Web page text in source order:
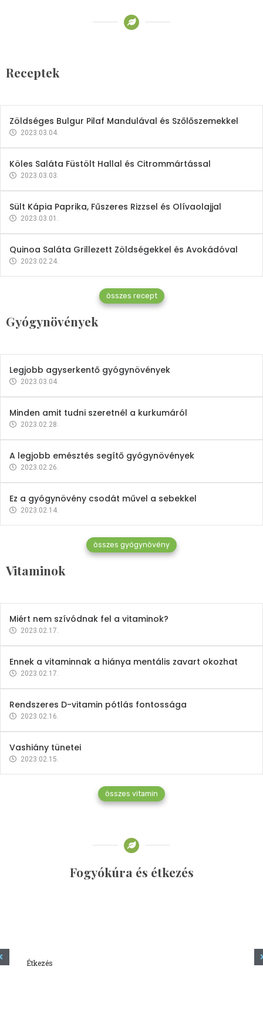
Receptek
2023.03.06.
Zöldséges Bulgur Pilaf Mandulával és Szőlőszemekkel
2023.03.04.
Köles Saláta Füstölt Hallal és Citrommártással
2023.03.03.
Sült Kápia Paprika, Fűszeres Rizzsel és Olívaolajjal
2023.03.01.
Quinoa Saláta Grillezett Zöldségekkel és Avokádóval
2023.02.24.
összes recept
Gyógynövények
Gyógynövények
Mindent a petrezselyemről
2023.12.21.
Legjobb agyserkentő gyógynövények
2023.03.04.
Minden amit tudni szeretnél a kurkumáról
2023.02.28.
A legjobb emésztés segítő gyógynövények
2023.02.26.
Ez a gyógynövény csodát művel a sebekkel
2023.02.14.
összes gyógynövény
Vitaminok
Vitaminok
Mindent a B-12 vitaminról
2023.02.27.
Miért nem szívódnak fel a vitaminok?
2023.02.17.
Ennek a vitaminnak a hiánya mentális zavart okozhat
2023.02.17.
Rendszeres D-vitamin pótlás fontossága
2023.02.16.
Vashiány tünetei
2023.02.15.
összes vitamin
Fogyókúra és étkezés
Étkezés